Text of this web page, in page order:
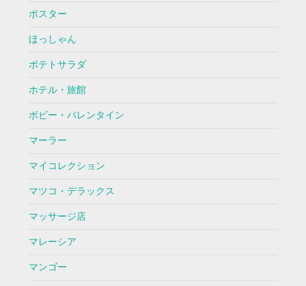
ポスター
ほっしゃん
ポテトサラダ
ホテル・旅館
ボビー・バレンタイン
マーラー
マイコレクション
マツコ・デラックス
マッサージ店
マレーシア
マンゴー